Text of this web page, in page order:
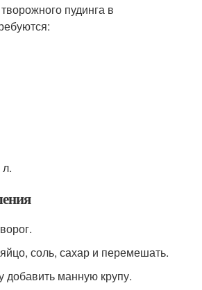
пудинга в
соль, сахар и перемешать.
добавить манную крупу.